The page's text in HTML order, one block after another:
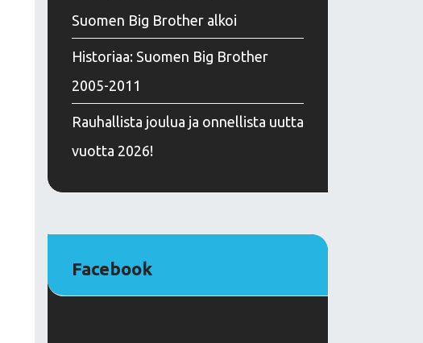
Suomen Big Brother alkoi
Historiaa: Suomen Big Brother
2005-2011
Rauhallista joulua ja onnellista uutta
vuotta 2026!
Facebook